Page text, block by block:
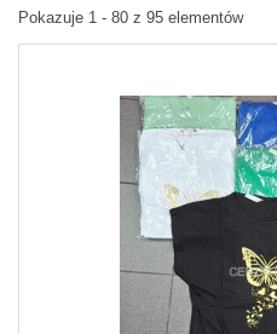
Pokazuje 1 - 80 z 95 elementów